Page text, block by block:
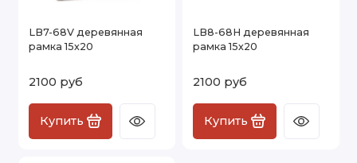
LB7-68V деревянная
рамка 15х20
2100 руб
Купить
LB8-68H деревянная
рамка 15х20
2100 руб
Купить